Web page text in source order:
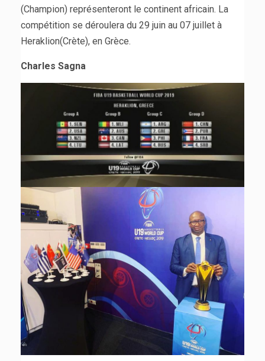
(Champion) représenteront le continent africain. La
compétition se déroulera du 29 juin au 07 juillet à
Heraklion(Crète), en Grèce.
Charles Sagna